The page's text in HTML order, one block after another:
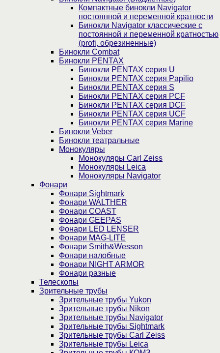
Компактные бинокли Navigator
постоянной и переменной кратности
Бинокли Navigator классические с
постоянной и переменной кратностью
(profi, обрезиненные)
Бинокли Combat
Бинокли PENTAX
Бинокли PENTAX серия U
Бинокли PENTAX серия Papilio
Бинокли PENTAX серия S
Бинокли PENTAX серия PCF
Бинокли PENTAX серия DCF
Бинокли PENTAX серия UCF
Бинокли PENTAX серия Marine
Бинокли Veber
Бинокли театральные
Монокуляры
Монокуляры Carl Zeiss
Монокуляры Leica
Монокуляры Navigator
Фонари
Фонари Sightmark
Фонари WALTHER
Фонари COAST
Фонари GEEPAS
Фонари LED LENSER
Фонари MAG-LITE
Фонари Smith&Wesson
Фонари налобные
Фонари NIGHT ARMOR
Фонари разные
Телескопы
Зрительные трубы
Зрительные трубы Yukon
Зрительные трубы Nikon
Зрительные трубы Navigator
Зрительные трубы Sightmark
Зрительные трубы Carl Zeiss
Зрительные трубы Leica